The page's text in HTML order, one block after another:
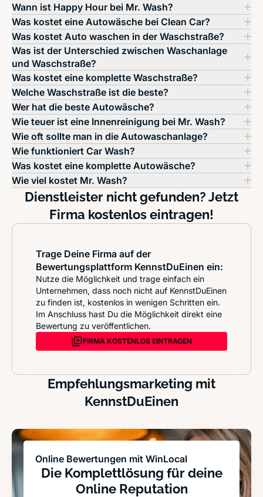
Wann ist Happy Hour bei Mr. Wash?
Was kostet eine Autowäsche bei Clean Car?
Was kostet Auto waschen in der Waschstraße?
Was ist der Unterschied zwischen Waschanlage
und Waschstraße?
Was kostet eine komplette Waschstraße?
Welche Waschstraße ist die beste?
Wer hat die beste Autowäsche?
Wie teuer ist eine Innenreinigung bei Mr. Wash?
Wie oft sollte man in die Autowaschanlage?
Wie funktioniert Car Wash?
Was kostet eine komplette Autowäsche?
Wie viel kostet Mr. Wash?
Dienstleister nicht gefunden? Jetzt
Firma kostenlos eintragen!
Trage Deine Firma auf der
Bewertungsplattform KennstDuEinen ein:
Nutze die Möglichkeit und trage einfach ein
Unternehmen, dass noch nicht auf KennstDuEinen
zu finden ist, kostenlos in wenigen Schritten ein.
Im Anschluss hast Du die Möglichkeit direkt eine
Bewertung zu veröffentlichen.
FIRMA KOSTENLOS EINTRAGEN
Empfehlungsmarketing mit
KennstDuEinen
Online Bewertungen mit WinLocal
Die Komplettlösung für deine
Online Reputation